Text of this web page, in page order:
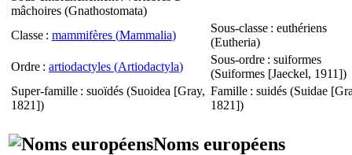
mâchoires (Gnathostomata)
Classe : mammifères (Mammalia)
Sous-classe : euthériens
(Eutheria)
Ordre : artiodactyles (Artiodactyla)
Sous-ordre : suiformes
(Suiformes [Jaeckel, 1911])
Super-famille : suoïdés (Suoidea [Gray,
1821])
Famille : suidés (Suidae
1821])
Noms européens